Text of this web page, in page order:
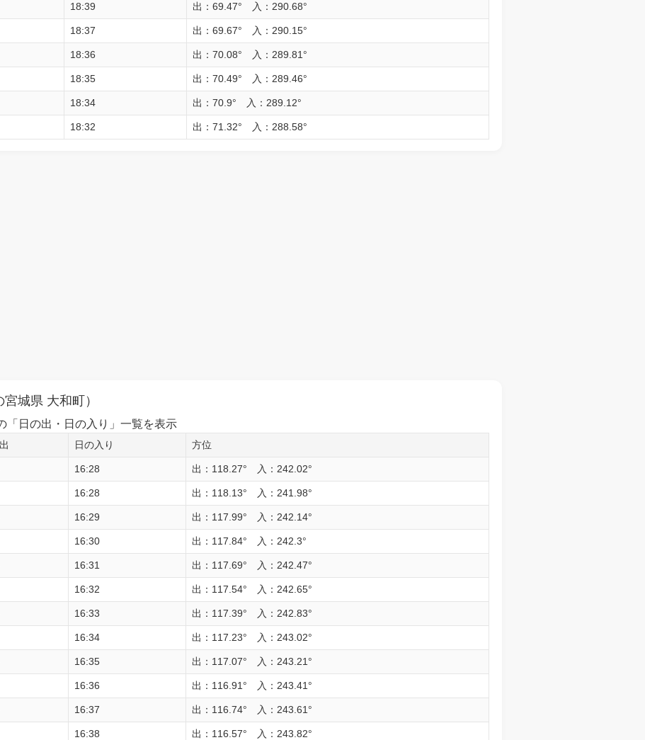
18:39 出：69.47° 入：290.68°
18:37 出：69.67° 入：290.15°
18:36 出：70.08° 入：289.81°
18:35 出：70.49° 入：289.46°
18:34 出：70.9° 入：289.12°
18:32 出：71.32° 入：288.58°
城県 大和町）
「日の出・日の入り」一覧を表示
日の入り 方位
16:28 出：118.27° 入：242.02°
16:28 出：118.13° 入：241.98°
16:29 出：117.99° 入：242.14°
16:30 出：117.84° 入：242.3°
16:31 出：117.69° 入：242.47°
16:32 出：117.54° 入：242.65°
16:33 出：117.39° 入：242.83°
16:34 出：117.23° 入：243.02°
16:35 出：117.07° 入：243.21°
16:36 出：116.91° 入：243.41°
16:37 出：116.74° 入：243.61°
16:38 出：116.57° 入：243.82°